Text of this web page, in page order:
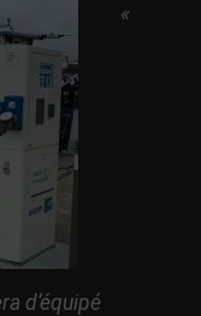
«
d’équipé